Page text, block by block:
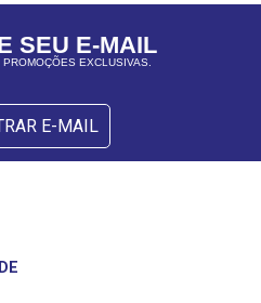
SEU E-MAIL
EXCLUSIVAS.
E-MAIL